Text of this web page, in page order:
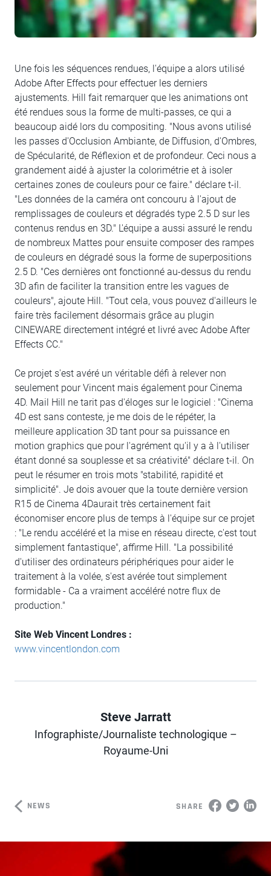
Une fois les séquences rendues, l'équipe a alors utilisé
Adobe After Effects pour effectuer les derniers
ajustements. Hill fait remarquer que les animations ont
été rendues sous la forme de multi-passes, ce qui a
beaucoup aidé lors du compositing. "Nous avons utilisé
les passes d'Occlusion Ambiante, de Diffusion, d'Ombres,
de Spécularité, de Réflexion et de profondeur. Ceci nous a
grandement aidé à ajuster la colorimétrie et à isoler
certaines zones de couleurs pour ce faire." déclare t-il.
"Les données de la caméra ont concouru à l'ajout de
remplissages de couleurs et dégradés type 2.5 D sur les
contenus rendus en 3D." L'équipe a aussi assuré le rendu
de nombreux Mattes pour ensuite composer des rampes
de couleurs en dégradé sous la forme de superpositions
2.5 D. "Ces dernières ont fonctionné au-dessus du rendu
3D afin de faciliter la transition entre les vagues de
couleurs", ajoute Hill. "Tout cela, vous pouvez d'ailleurs le
faire très facilement désormais grâce au plugin
CINEWARE directement intégré et livré avec Adobe After
Effects CC."
Ce projet s'est avéré un véritable défi à relever non
seulement pour Vincent mais également pour Cinema
4D. Mail Hill ne tarit pas d'éloges sur le logiciel : "Cinema
4D est sans conteste, je me dois de le répéter, la
meilleure application 3D tant pour sa puissance en
motion graphics que pour l'agrément qu'il y a à l'utiliser
étant donné sa souplesse et sa créativité" déclare t-il. On
peut le résumer en trois mots "stabilité, rapidité et
simplicité". Je dois avouer que la toute dernière version
R15 de Cinema 4Daurait très certainement fait
économiser encore plus de temps à l'équipe sur ce projet
: "Le rendu accéléré et la mise en réseau directe, c'est tout
simplement fantastique", affirme Hill. "La possibilité
d'utiliser des ordinateurs périphériques pour aider le
traitement à la volée, s'est avérée tout simplement
formidable - Ca a vraiment accéléré notre flux de
production."
Site Web Vincent Londres :
www.vincentlondon.com
Author
Steve Jarratt
Infographiste/Journaliste technologique –
Royaume-Uni
NEWS SHARE